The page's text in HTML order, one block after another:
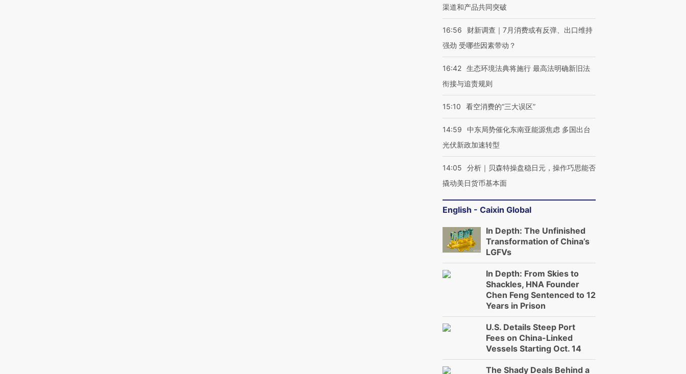
渠道和产品共同突破
16:56
财新调查｜7月消费或有反弹、出口维持
强劲 受哪些因素带动？
16:42 生态环境法典将施行 最高法明确新旧法
衔接与追责规则
15:10 看空消费的“三大误区”
14:59
中东局势催化东南亚能源焦虑 多国出台
光伏新政加速转型
14:05
分析｜贝森特操盘稳日元，操作巧思能否
撬动美日货币基本面
English - Caixin Global
In Depth: The Unfinished
Transformation of China’s
LGFVs
In Depth: From Skies to
Shackles, HNA Founder
Chen Feng Sentenced to 12
Years in Prison
U.S. Details Steep Port
Fees on China-Linked
Vessels Starting Oct. 14
The Shady Deals Behind a